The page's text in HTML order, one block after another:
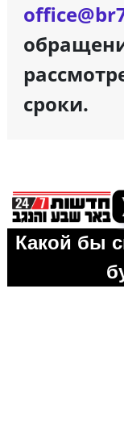
сроки.
Какой бы